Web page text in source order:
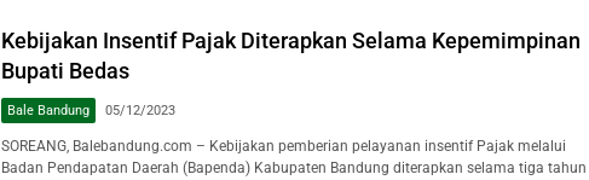
Kebijakan Insentif Pajak Diterapkan Selama Kepemimpinan
Bupati Bedas
Bale Bandung 05/12/2023
SOREANG, Balebandung.com – Kebijakan pemberian pelayanan insentif Pajak melalui
Badan Pendapatan Daerah (Bapenda) Kabupaten Bandung diterapkan selama tiga tahun